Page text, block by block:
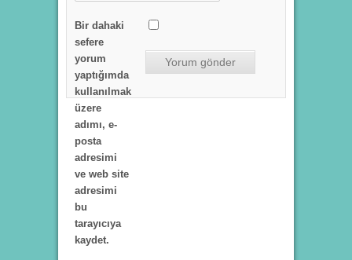
Bir dahaki
sefere
yorum
yaptığımda
kullanılmak
üzere
adımı, e-
posta
adresimi
ve web site
adresimi
bu
tarayıcıya
kaydet.